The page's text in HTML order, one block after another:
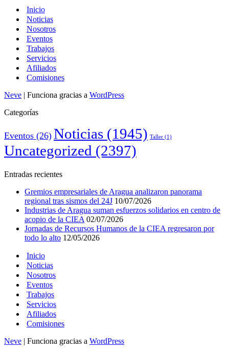
Inicio
Noticias
Nosotros
Eventos
Trabajos
Servicios
Afiliados
Comisiones
Neve | Funciona gracias a WordPress
Categorías
Eventos (26) Noticias (1945) Taller (1)
Uncategorized (2397)
Entradas recientes
Gremios empresariales de Aragua analizaron panorama
regional tras sismos del 24J 10/07/2026
Industrias de Aragua suman esfuerzos solidarios en centro de
acopio de la CIEA 02/07/2026
Jornadas de Recursos Humanos de la CIEA regresaron por
todo lo alto 12/05/2026
Inicio
Noticias
Nosotros
Eventos
Trabajos
Servicios
Afiliados
Comisiones
Neve | Funciona gracias a WordPress